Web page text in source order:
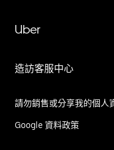
Uber
造訪客服中心
請勿銷售或分享我的個人
Google 資料政策